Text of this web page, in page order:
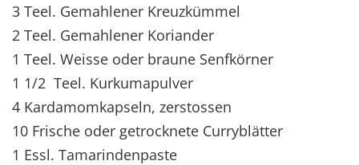
3 Teel. Gemahlener Kreuzkümmel
2 Teel. Gemahlener Koriander
1 Teel. Weisse oder braune Senfkörner
1 1/2 Teel. Kurkumapulver
4 Kardamomkapseln, zerstossen
10 Frische oder getrocknete Curryblätter
1 Essl. Tamarindenpaste